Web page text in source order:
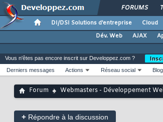
FORUMS
DI/DSI Solutions d'entreprise Cloud
Dév. Web
AJAX
Vous n'êtes pas encore inscrit sur Developpez.com ?
Derniers messages
Actions Réseau social
Forum Webmasters - Développement
+ Répondre à la discussion